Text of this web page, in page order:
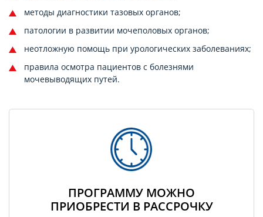
методы диагностики тазовых органов;
патологии в развитии мочеполовых органов;
неотложную помощь при урологических заболеваниях;
правила осмотра пациентов с болезнями
мочевыводящих путей.
ПРОГРАММУ МОЖНО
ПРИОБРЕСТИ В РАССРОЧКУ